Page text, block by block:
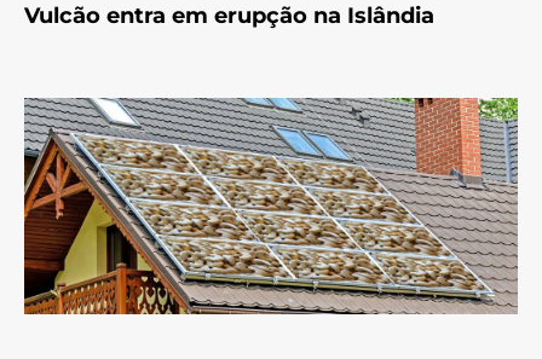
Vulcão entra em erupção na Islândia